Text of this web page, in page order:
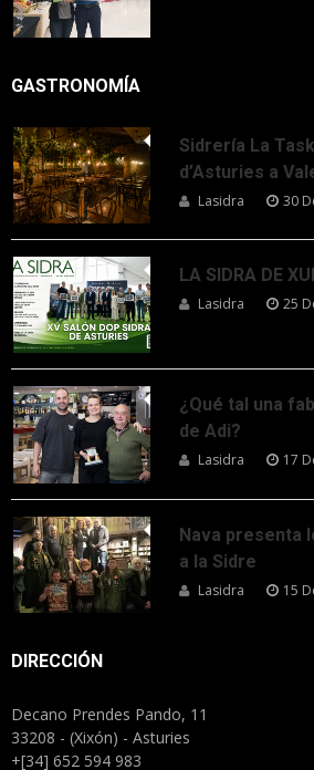
GASTRONOMÍA
Sidrería La
d’Asturies a
Lasidra 30
LA SIDRA DE
Lasidra 25
¿Qué tal una
de Adi?
Lasidra 17
Nava presenta
a la Sidre
Lasidra 15
DIRECCIÓN
Decano Prendes Pando, 11
33208 - (Xixón) - Asturies
+[34] 652 594 983